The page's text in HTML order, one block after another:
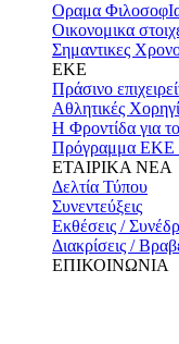
Οραμα
Οικονομικα
Σημαντικες
ΕΚΕ
Πράσινο
Αθλητικές
Η Φροντίδα για
Πρόγραμμα ΕΚΕ
ΕΤΑΙΡΙΚΑ ΝΕΑ
Δελτία Τύπου
Συνεντεύξεις
Εκθέσεις /
Διακρίσεις /
ΕΠΙΚΟΙΝΩΝΙΑ